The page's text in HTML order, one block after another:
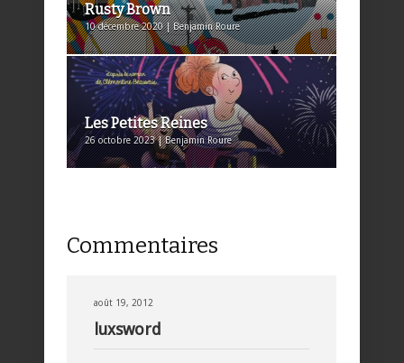
Rusty Brown
10 décembre 2020 | Benjamin Roure
Les Petites Reines
26 octobre 2023 | Benjamin Roure
Commentaires
août 19, 2012
luxsword